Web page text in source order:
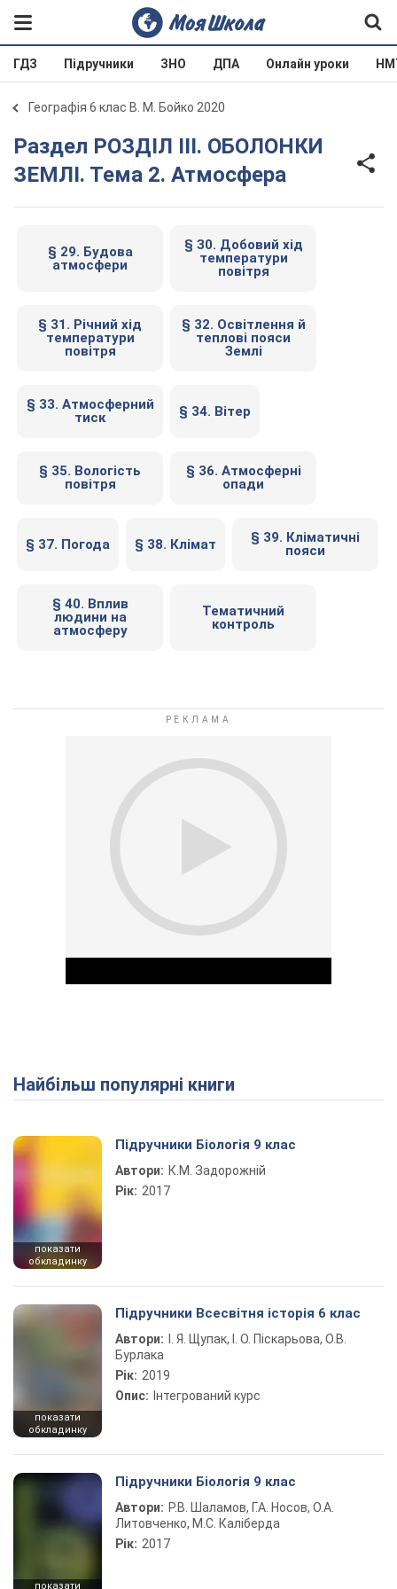
ГДЗ Підручники ЗНО ДПА Онлайн уроки
Географія 6 клас В. М. Бойко 2020
Раздел РОЗДІЛ III. ОБОЛОНКИ
ЗЕМЛІ. Тема 2. Атмосфера
§ 29. Будова
атмосфери
§ З0. Добовий хід
температури
повітря
§ 31. Річний хід
температури
повітря
§ 32. Освітлення й
теплові пояси
Землі
§ 33. Атмосферний
тиск
§ 34. Вітер
§ 35. Вологість
повітря
§ 36. Атмосферні
опади
§ 37. Погода § 38. Клімат
§ 39. Кліматичні
пояси
§ 40. Вплив
людини на
атмосферу
Тематичний
контроль
Play Video
Найбільш популярні книги
показати
обкладинку
Підручники Біологія 9 клас
Автори: К.М. Задорожній
Рік: 2017
показати
обкладинку
Підручники Всесвітня історія 6 клас
Автори:
І. Я. Щупак, І. О. Піскарьова, О.В.
Бурлака
Рік: 2019
Опис: Інтегрований курс
показати
Підручники Біологія 9 клас
Автори: Р.В. Шаламов, Г.А. Носов, О.А.
Литовченко, М.С. Каліберда
Рік: 2017